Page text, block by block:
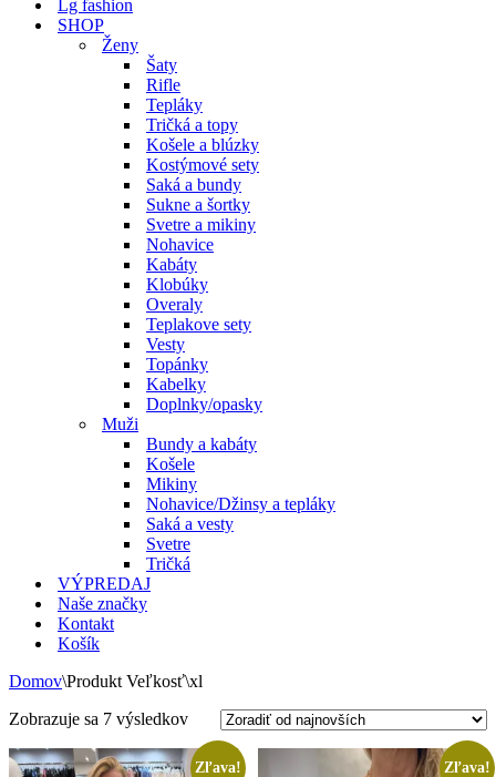
Lg fashion
SHOP
Ženy
Šaty
Rifle
Tepláky
Tričká a topy
Košele a blúzky
Kostýmové sety
Saká a bundy
Sukne a šortky
Svetre a mikiny
Nohavice
Kabáty
Klobúky
Overaly
Teplakove sety
Vesty
Topánky
Kabelky
Doplnky/opasky
Muži
Bundy a kabáty
Košele
Mikiny
Nohavice/Džinsy a tepláky
Saká a vesty
Svetre
Tričká
VÝPREDAJ
Naše značky
Kontakt
Košík
Domov\Produkt Veľkosť\xl
Zobrazuje sa 7 výsledkovZoradené
podľa
najnovších
Zľava! Zľava!